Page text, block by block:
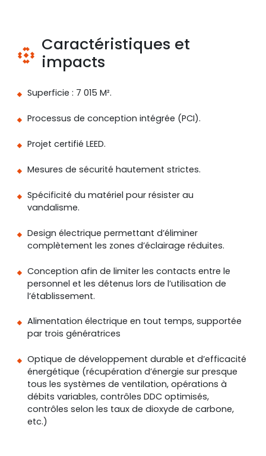
Caractéristiques et
impacts
Superficie : 7 015 M².
Processus de conception intégrée (PCI).
Projet certifié LEED.
Mesures de sécurité hautement strictes.
Spécificité du matériel pour résister au
vandalisme.
Design électrique permettant d’éliminer
complètement les zones d’éclairage réduites.
Conception afin de limiter les contacts entre le
personnel et les détenus lors de l’utilisation de
l’établissement.
Alimentation électrique en tout temps, supportée
par trois génératrices
Optique de développement durable et d’efficacité
énergétique (récupération d’énergie sur presque
tous les systèmes de ventilation, opérations à
débits variables, contrôles DDC optimisés,
contrôles selon les taux de dioxyde de carbone,
etc.)